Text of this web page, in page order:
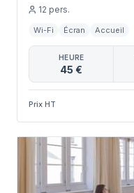
12 pers.
Wi-Fi Écran Accueil
HEURE
45 €
Prix HT